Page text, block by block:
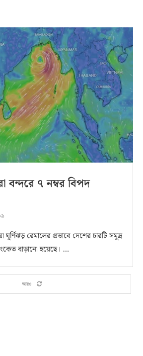
বন্দরে ৭ নম্বর বিপদ
ঘূর্ণিঝড় রেমালের প্রভাবে দেশের চারটি সমুদ্র
বাড়ানো হয়েছে। …
আরও